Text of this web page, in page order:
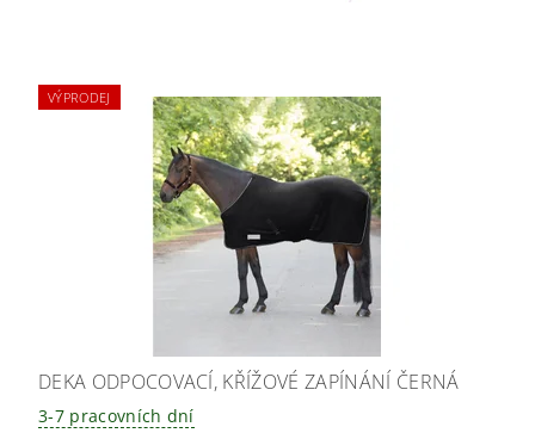
VÝPRODEJ
DEKA ODPOCOVACÍ, KŘÍŽOVÉ ZAPÍNÁNÍ ČERNÁ
3-7 pracovních dní